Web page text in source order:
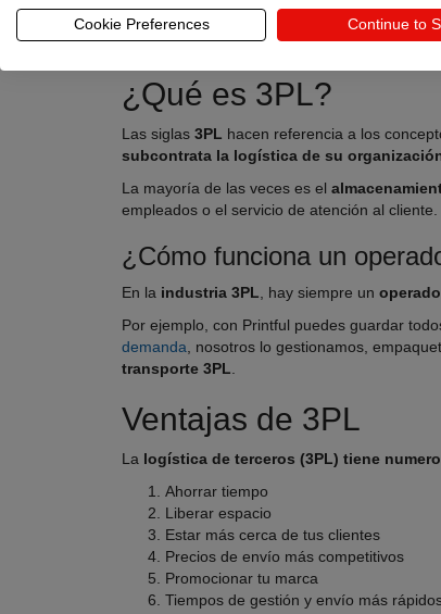
A continuación te explicamos qué es la
¿Qué es 3PL?
Las siglas 3PL hacen referencia a los
subcontrata la logística de su
La mayoría de las veces es el
empleados o el servicio de atención al cliente.
¿Cómo funciona un
En la industria 3PL, hay siempre un
Por ejemplo, con Printful puedes guardar
demanda, nosotros lo gestionamos,
transporte 3PL.
Ventajas de 3PL
La logística de terceros (3PL) tiene
Ahorrar tiempo
Liberar espacio
Estar más cerca de tus clientes
Precios de envío más competitivos
Promocionar tu marca
Tiempos de gestión y envío más
Cookie Preferences Continue to